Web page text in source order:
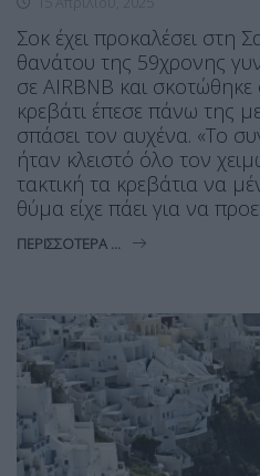
Σοκ έχει προκαλέσει στη
θανάτου της 59χρονης
σε AIRBNB και
κρεβάτι έπεσε πάνω της
σπάσει τον αυχένα. «Το
ήταν κλειστό όλο τον
τακτική τα κρεβάτια να
θύμα είχε πάει για να
ΠΕΡΙΣΣΌΤΕΡΑ ...